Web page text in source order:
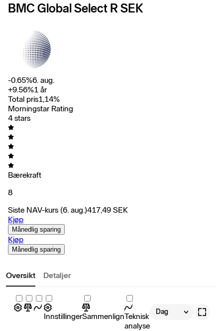
BMC Global Select R SEK
-0.65%6. aug.
+9.56%1 år
Total pris1,14%
Morningstar Rating
4 stars
Bærekraft
8
Siste NAV-kurs (6. aug.)417,49 SEK
Kjøp
Månedlig sparing
Kjøp
Månedlig sparing
Oversikt Detaljer
InnstillingerSammenlignTeknisk
analyse
Dag